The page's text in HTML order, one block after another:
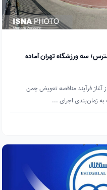
سه ورزشگاه تهران آماده
آغاز فرآیند مناقصه تعویض چمن
زمان‌بندی اجرای ...